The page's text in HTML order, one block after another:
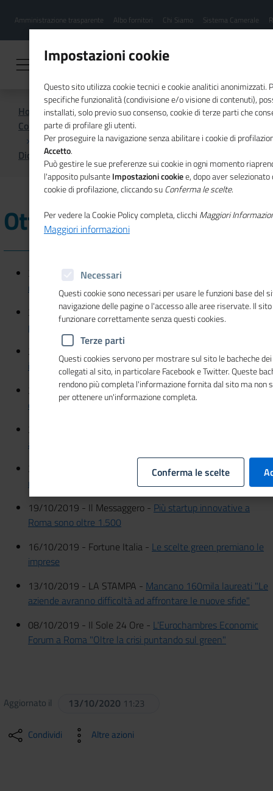
contenuto
Menu
hamburgher
Amministrazione trasparente Albo fornitori Chi Siamo Sistema Camerale
Home
Comunicazione istituzionale per il sistema camerale
Dicono di noi
Ottobre 2019
30/10/2019 - IL GAZZETTINO -
milioni per le Pmi
30/10/2019 - ItaliaOggi -Cento milioni di euro nel
prossimo triennio...
29/10/2019 - Il Sole 24Ore -
investimenti green
28/10/2019 - Rai3 TG3 -Cresce in Italia l'economia
circolare
26/10/2019 - Libero –
all’estero, arriva il bollino verde
22/10/2019 - Libero -
Un milione di posti di lavoro. Metà
restano vuoti
19/10/2019 - Il Messaggero - Più startup innovative a
Roma sono oltre 1.500
16/10/2019 - Fortune Italia - Le scelte green premiano le
imprese
13/10/2019 - LA STAMPA - Mancano 160mila laureati "Le
aziende avranno difficoltà ad affrontare le nuove sfide"
08/10/2019 - Il Sole 24 Ore - L'Eurochambres Economic
Forum a Roma "Oltre la crisi puntando sul green"
Aggiornato il 13/10/2020 11:23
Condividi Altre azioni
Impostazioni cookie
Questo sito utilizza cookie tecnici e cookie analitici anonimizzati.
specifiche funzionalità (condivisione e/o visione di contenuti),
installati, solo previo suo consenso, cookie di terze parti che
parte di profilare gli utenti.
Per proseguire la navigazione senza abilitare i cookie di
Accetto.
Può gestire le sue preferenze sui cookie in ogni momento
l'apposito pulsanteImpostazioni cookiee, dopo aver
cookie di profilazione, cliccando suConferma le scelte.
Per vedere la Cookie Policy completa, clicchi Maggiori
Maggiori informazioni
Necessari
Questi cookie sono necessari per usare le funzioni base del
navigazione delle pagine o l'accesso alle aree riservate. Il
funzionare correttamente senza questi cookies.
Terze parti
Questi cookies servono per mostrare sul sito le bacheche
collegati al sito, in particolare Facebook e Twitter. Queste
rendono più completa l'informazione fornita dal sito ma non
per ottenere un'informazione completa.
Conferma le scelte